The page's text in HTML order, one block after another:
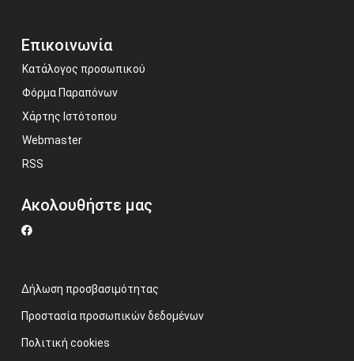
Επικοινωνία
Κατάλογος προσωπικού
Φόρμα Παραπόνων
Χάρτης Ιστότοπου
Webmaster
RSS
Ακολουθήστε μας
Δήλωση προσβασιμότητας
Προστασία προσωπικών δεδομένων
Πολιτική cookies